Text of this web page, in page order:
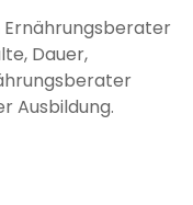
Ernährungsberater
Dauer,
Ausbildung.